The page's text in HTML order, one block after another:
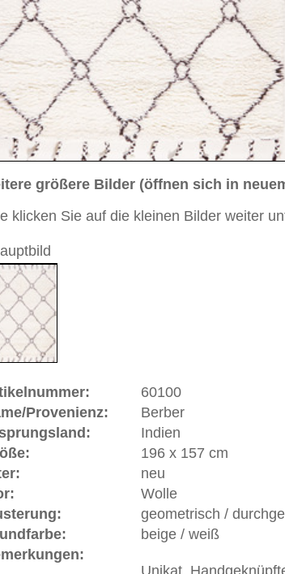
157 cm
/ weiß
Orient und Moderne
in Warenkorb
moderne Teppiche | neue und antike Orientteppiche -
+49 (0)40 450 4102
+44 (0)20 7183 4544
+1 646-688-1335
|Geschäftsbedingungen